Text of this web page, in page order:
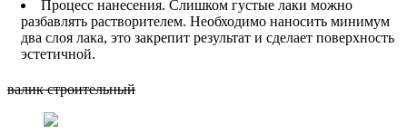
Процесс нанесения. Слишком густые лаки можно
разбавлять растворителем. Необходимо наносить минимум
два слоя лака, это закрепит результат и сделает поверхность
эстетичной.
валик строительный